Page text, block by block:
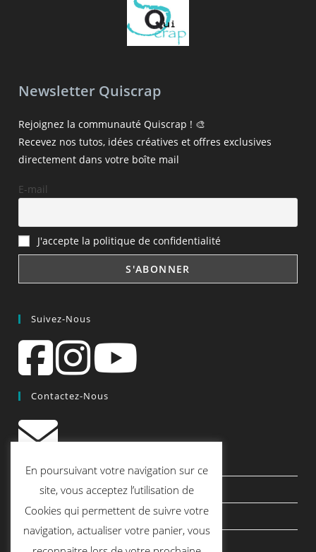
Newsletter Quiscrap
Rejoignez la communauté Quiscrap ! 🎨
Recevez nos tutos, idées créatives et offres exclusives
directement dans votre boîte mail
E-mail
J'accepte la politique de confidentialité
Suivez-Nous
Contactez-Nous
contact@quiscrap.fr
Les Fiches Techniques et les Tutos
Le Blog
En poursuivant votre navigation sur ce
site, vous acceptez l’utilisation de
Cookies qui permettent de suivre votre
navigation, actualiser votre panier, vous